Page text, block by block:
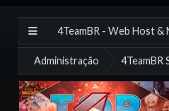
4TeamBR - Web Host &
Administração 4TeamBR